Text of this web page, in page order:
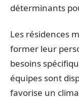
déterminants
Les résidences
former leur
besoins
équipes sont
favorise un